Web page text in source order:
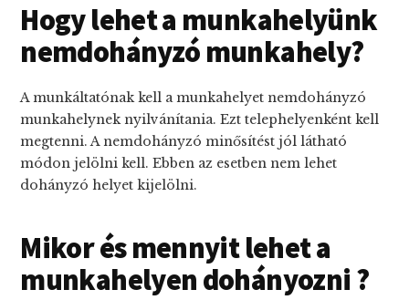
Hogy lehet a munkahelyünk
nemdohányzó munkahely?
A munkáltatónak kell a munkahelyet nemdohányzó
munkahelynek nyilvánítania. Ezt telephelyenként kell
megtenni. A nemdohányzó minősítést jól látható
módon jelölni kell. Ebben az esetben nem lehet
dohányzó helyet kijelölni.
Mikor és mennyit lehet a
munkahelyen dohányozni ?